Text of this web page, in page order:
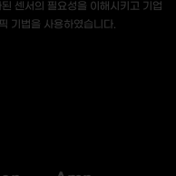
센서의 필요성을 이해시키고 기업
기법을 사용하였습니다.